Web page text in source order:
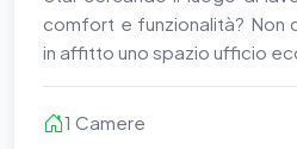
comfort e funzionalità? Non
in affitto uno spazio ufficio
1 Camere